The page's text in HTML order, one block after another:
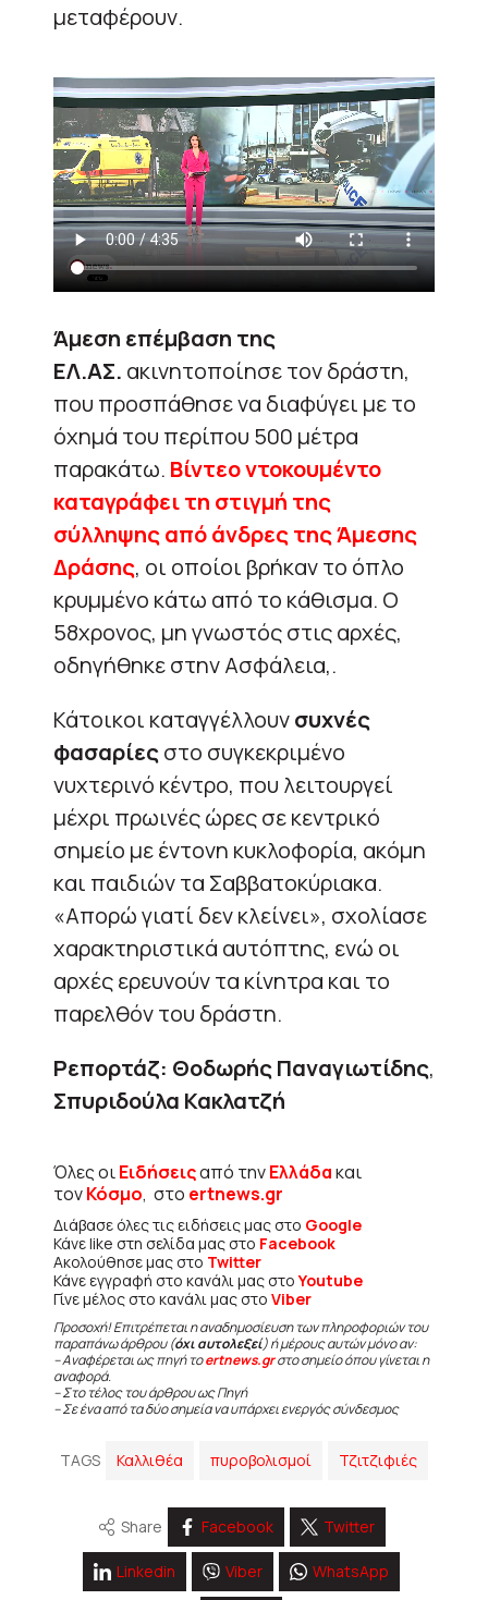
μεταφέρουν.
Άμεση επέμβαση της
ΕΛ.ΑΣ. ακινητοποίησε τον δράστη,
που προσπάθησε να διαφύγει με το
όχημά του περίπου 500 μέτρα
παρακάτω. Βίντεο ντοκουμέντο
καταγράφει τη στιγμή της
σύλληψης από άνδρες της Άμεσης
Δράσης, οι οποίοι βρήκαν το όπλο
κρυμμένο κάτω από το κάθισμα. Ο
58χρονος, μη γνωστός στις αρχές,
οδηγήθηκε στην Ασφάλεια,.
Κάτοικοι καταγγέλλουνσυχνές
φασαρίεςστο συγκεκριμένο
νυχτερινό κέντρο, που λειτουργεί
μέχρι πρωινές ώρες σε κεντρικό
σημείο με έντονη κυκλοφορία, ακόμη
και παιδιών τα Σαββατοκύριακα.
«Απορώ γιατί δεν κλείνει», σχολίασε
χαρακτηριστικά αυτόπτης, ενώ οι
αρχές ερευνούν τα κίνητρα και το
παρελθόν του δράστη.
Ρεπορτάζ: Θοδωρής Παναγιωτίδης,
Σπυριδούλα Κακλατζή
Όλες οιΕιδήσειςαπό τηνΕλλάδακαι
τονΚόσμο, στο ertnews.gr
Διάβασε όλες τις ειδήσεις μας στο Google
Κάνε like στη σελίδα μας στο Facebook
Ακολούθησε μας στο Twitter
Κάνε εγγραφή στο κανάλι μας στοYoutube
Γίνε μέλος στο κανάλι μας στο Viber
Προσοχή! Επιτρέπεται η αναδημοσίευση των πληροφοριών του
παραπάνω άρθρου (όχι αυτολεξεί) ή μέρους αυτών μόνο αν:
– Αναφέρεται ως πηγή τοertnews.grστο σημείο όπου γίνεται η
αναφορά.
– Στο τέλος του άρθρου ως Πηγή
– Σε ένα από τα δύο σημεία να υπάρχει ενεργός σύνδεσμος
TAGS Καλλιθέα πυροβολισμοί Τζιτζιφιές
Share Facebook Twitter
Linkedin Viber WhatsApp